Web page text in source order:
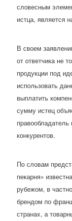
словесным
истца, является
В своем
от ответчика не
продукции под
использовать
выплатить
сумму истец
конкурентов.
По словам
пекарня»
рубежом, в
брендом по
странах, а